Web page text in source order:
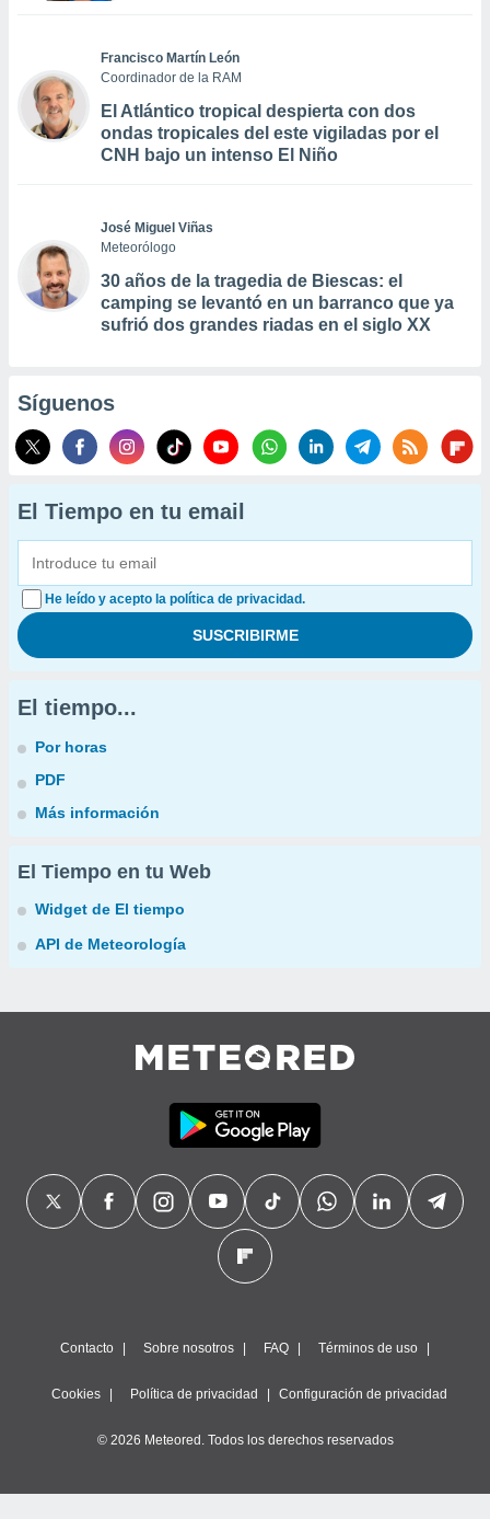
Francisco Martín León
Coordinador de la RAM
El Atlántico tropical despierta con dos
ondas tropicales del este vigiladas por el
CNH bajo un intenso El Niño
José Miguel Viñas
Meteorólogo
30 años de la tragedia de Biescas: el
camping se levantó en un barranco que ya
sufrió dos grandes riadas en el siglo XX
Síguenos
El Tiempo en tu email
He leído y acepto la política de privacidad.
El tiempo...
Por horas
PDF
Más información
El Tiempo en tu Web
Widget de El tiempo
API de Meteorología
Contacto Sobre nosotros FAQ Términos de uso
Cookies Política de privacidad Configuración de privacidad
© 2026 Meteored. Todos los derechos reservados